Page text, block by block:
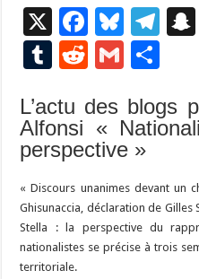
X
F
ac
e
b
o
o
k
Bl
u
es
ky
T
gr
a
T
m
bl
r
R
d
di
G
ai
l
ta
g
L’actu des blogs
Alfonsi «
perspective »
« Discours unanimes devant un
Ghisunaccia, déclaration de Gilles
Stella : la perspective du
nationalistes se précise à trois
territoriale.